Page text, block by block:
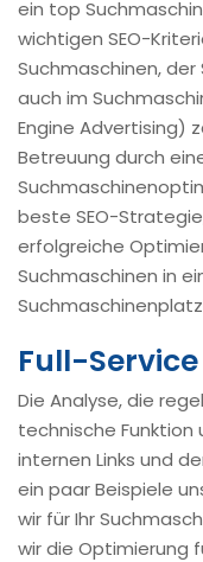
ein top
wichtigen SEO-
Suchmaschinen,
auch im
Engine Advertising)
Betreuung durch
beste SEO-
erfolgreiche
Suchmaschinen in
Full-Service
Die Analyse, die
technische
internen Links und
ein paar Beispiele
wir für Ihr
wir die Optimierung